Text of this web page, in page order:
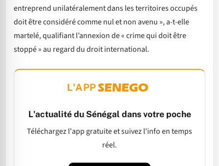
entreprend unilatéralement dans les territoires occupés
doit être considéré comme nul et non avenu », a-t-elle
martelé, qualifiant l’annexion de « crime qui doit être
stoppé » au regard du droit international.
L'APP
L'actualité du Sénégal dans votre poche
Téléchargez l'app gratuite et suivez l'info en temps
réel.